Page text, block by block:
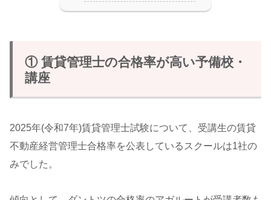
① 賃貸管理士の合格率が高い予備校・
講座
2025年(令和7年)賃貸管理士試験について、受講生の賃貸
不動産経営管理士合格率を公表しているスクールは1社の
みでした。